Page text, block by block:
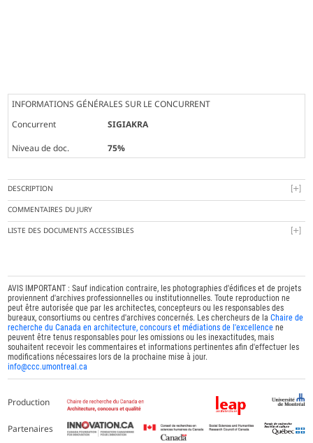
INFORMATIONS GÉNÉRALES SUR LE CONCURRENT
Concurrent
SIGIAKRA
Niveau de doc.
75%
DESCRIPTION
COMMENTAIRES DU JURY
LISTE DES DOCUMENTS ACCESSIBLES
AVIS IMPORTANT : Sauf indication contraire, les photographies d'édifices et de projets
proviennent d'archives professionnelles ou institutionnelles. Toute reproduction ne
peut être autorisée que par les architectes, concepteurs ou les responsables des
bureaux, consortiums ou centres d'archives concernés. Les chercheurs de laChaire de
recherche du Canada en architecture, concours et médiations de l'excellence ne
peuvent être tenus responsables pour les omissions ou les inexactitudes, mais
souhaitent recevoir les commentaires et informations pertinentes afin d'effectuer les
modifications nécessaires lors de la prochaine mise à jour.
info@ccc.umontreal.ca
Production
Partenaires